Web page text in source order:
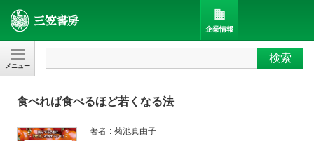
三笠書房 検索
企業情報
食べれば食べるほど若くなる法
著者 菊池真由子